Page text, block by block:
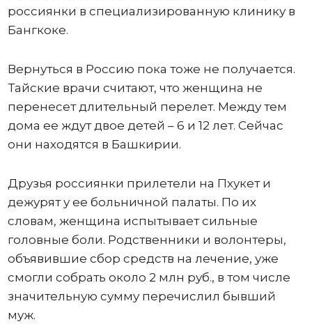
россиянки в специализированную клинику в
Бангкоке.
Вернуться в Россию пока тоже не получается.
Тайские врачи считают, что женщина не
перенесет длительный перелет. Между тем
дома ее ждут двое детей – 6 и 12 лет. Сейчас
они находятся в Башкирии.
Друзья россиянки прилетели на Пхукет и
дежурят у ее больничной палаты. По их
словам, женщина испытывает сильные
головные боли. Родственники и волонтеры,
объявившие сбор средств на лечение, уже
смогли собрать около 2 млн руб., в том числе
значительную сумму перечислил бывший
муж.